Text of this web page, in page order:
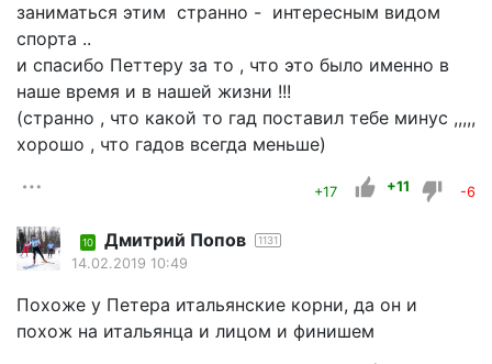
заниматься этим странно - интересным видом
спорта ..
и спасибо Петтеру за то , что это было именно в
наше время и в нашей жизни !!!
(странно , что какой то гад поставил тебе минус ,,,,,
хорошо , что гадов всегда меньше)
+17 +11 -6
10 Дмитрий Попов 1131
14.02.2019 10:49
Похоже у Петера итальянские корни, да он и
похож на итальянца и лицом и финишем